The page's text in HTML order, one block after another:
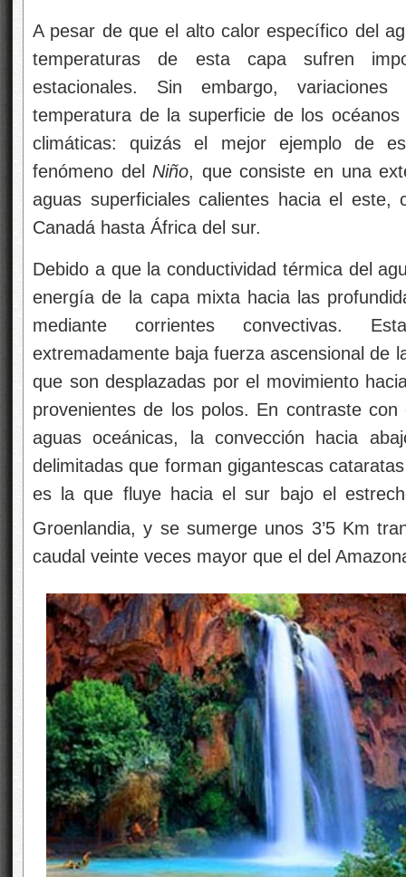
A pesar de que el alto calor específico del
temperaturas de esta capa sufren
estacionales. Sin embargo,
temperatura de la superficie de los
climáticas: quizás el mejor ejemplo de
fenómeno del Niño, que consiste en una
aguas superficiales calientes hacia el este,
Canadá hasta África del sur.
Debido a que la conductividad térmica del
energía de la capa mixta hacia las
mediante corrientes convectivas.
extremadamente baja fuerza ascensional de
que son desplazadas por el movimiento
provenientes de los polos. En contraste
aguas oceánicas, la convección hacia
delimitadas que forman gigantescas
es la que fluye hacia el sur bajo el
Groenlandia, y se sumerge unos 3’5 Km
caudal veinte veces mayor que el del